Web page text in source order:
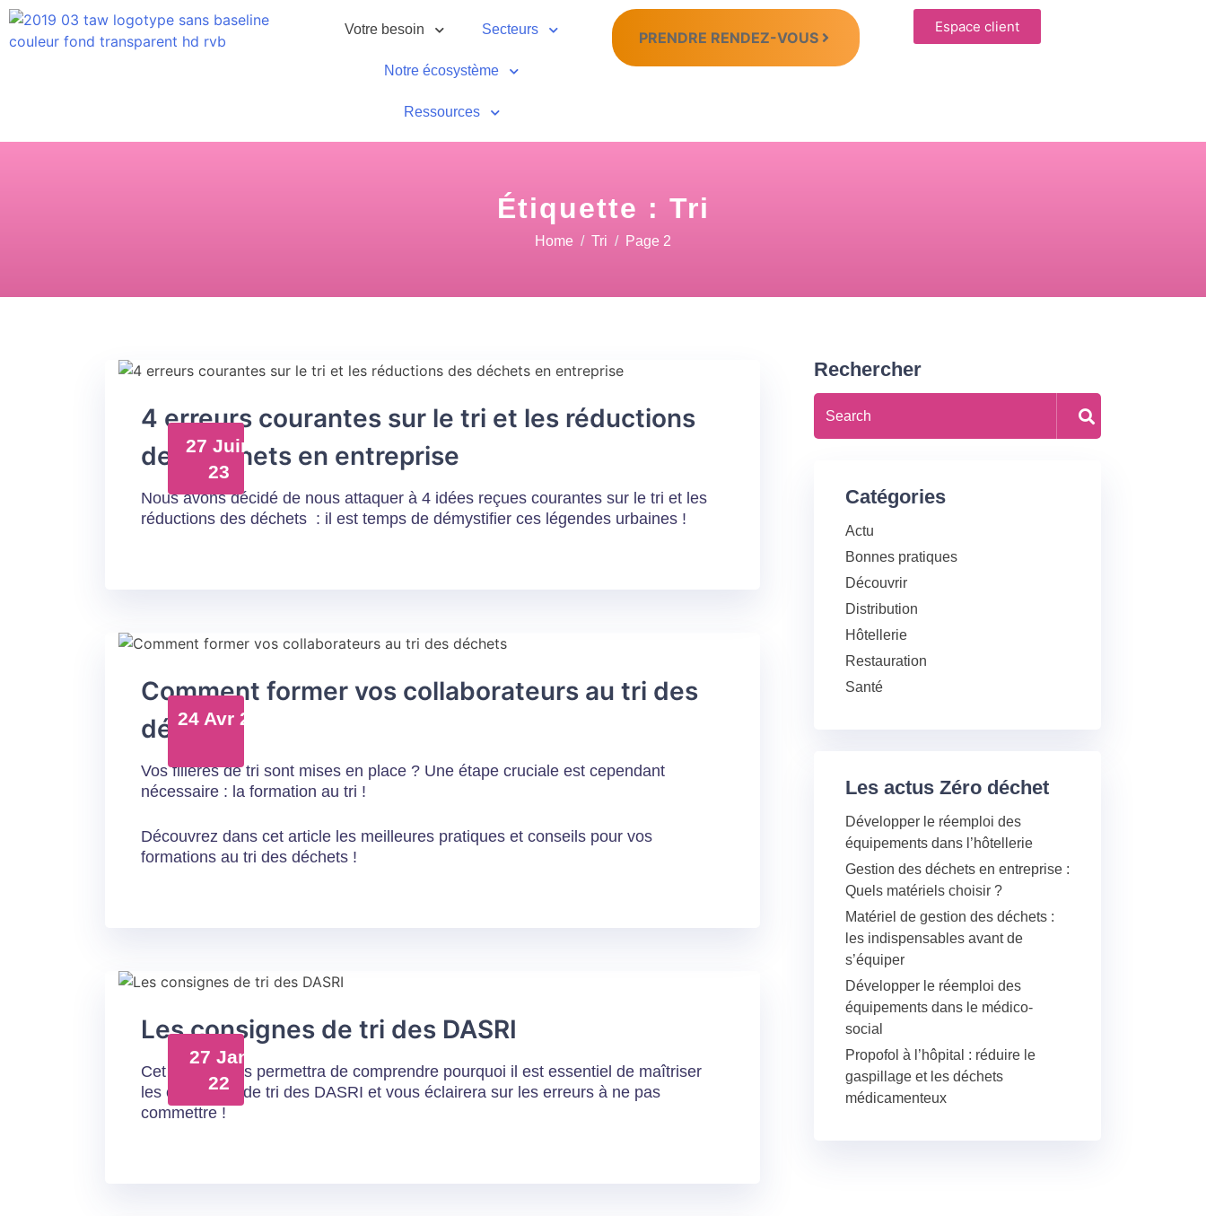
Votre besoin Secteurs
Notre écosystème
Ressources
PRENDRE RENDEZ-VOUS
Espace client
Étiquette : Tri
Home Tri Page 2
27 Juin
23
4 erreurs courantes sur le tri et les réductions
des déchets en entreprise
Nous avons décidé de nous attaquer à 4 idées reçues courantes sur le tri et les
réductions des déchets : il est temps de démystifier ces légendes urbaines !
24 Avr 23
Comment former vos collaborateurs au tri des
déchets
Vos filières de tri sont mises en place ? Une étape cruciale est cependant
nécessaire : la formation au tri !
Découvrez dans cet article les meilleures pratiques et conseils pour vos
formations au tri des déchets !
27 Jan
22
Les consignes de tri des DASRI
Cet article vous permettra de comprendre pourquoi il est essentiel de maîtriser
les consignes de tri des DASRI et vous éclairera sur les erreurs à ne pas
commettre !
Rechercher
Catégories
Actu
Bonnes pratiques
Découvrir
Distribution
Hôtellerie
Restauration
Santé
Les actus Zéro déchet
Développer le réemploi des
équipements dans l’hôtellerie
Gestion des déchets en entreprise :
Quels matériels choisir ?
Matériel de gestion des déchets :
les indispensables avant de
s’équiper
Développer le réemploi des
équipements dans le médico-
social
Propofol à l’hôpital : réduire le
gaspillage et les déchets
médicamenteux